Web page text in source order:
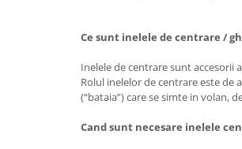
Ce sunt inelele de centrare /
Inelele de centrare sunt accesorii
Rolul inelelor de centrare este de
(“bataia”) care se simte in volan,
Cand sunt necesare inelele